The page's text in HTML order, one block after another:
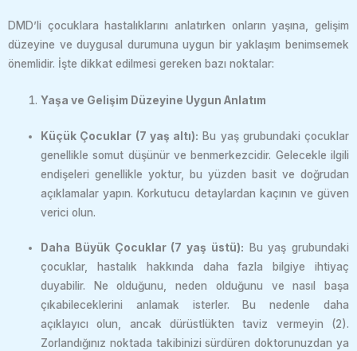
DMD’li çocuklara hastalıklarını anlatırken onların yaşına, gelişim
düzeyine ve duygusal durumuna uygun bir yaklaşım benimsemek
önemlidir. İşte dikkat edilmesi gereken bazı noktalar:
Yaşa ve Gelişim Düzeyine Uygun Anlatım
Küçük Çocuklar (7 yaş altı): Bu yaş grubundaki çocuklar
genellikle somut düşünür ve benmerkezcidir. Gelecekle ilgili
endişeleri genellikle yoktur, bu yüzden basit ve doğrudan
açıklamalar yapın. Korkutucu detaylardan kaçının ve güven
verici olun.
Daha Büyük Çocuklar (7 yaş üstü): Bu yaş grubundaki
çocuklar, hastalık hakkında daha fazla bilgiye ihtiyaç
duyabilir. Ne olduğunu, neden olduğunu ve nasıl başa
çıkabileceklerini anlamak isterler. Bu nedenle daha
açıklayıcı olun, ancak dürüstlükten taviz vermeyin (2).
Zorlandığınız noktada takibinizi sürdüren doktorunuzdan ya